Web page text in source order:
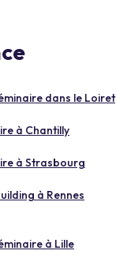
dans le Loiret
à Chantilly
à Strasbourg
à Rennes
à Lille